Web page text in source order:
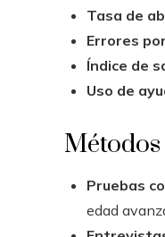
Tasa de
Errores
Índice de
Uso de
Pruebas
edad